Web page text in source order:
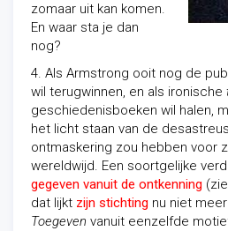
zomaar uit kan komen.
En waar sta je dan
nog?
4. Als Armstrong ooit nog de
wil terugwinnen, en als ironische
geschiedenisboeken wil halen,
het licht staan van de
ontmaskering zou hebben voor
wereldwijd. Een soortgelijke
gegeven vanuit de ontkenning
dat lijkt zijn stichting nu niet
Toegeven vanuit eenzelfde